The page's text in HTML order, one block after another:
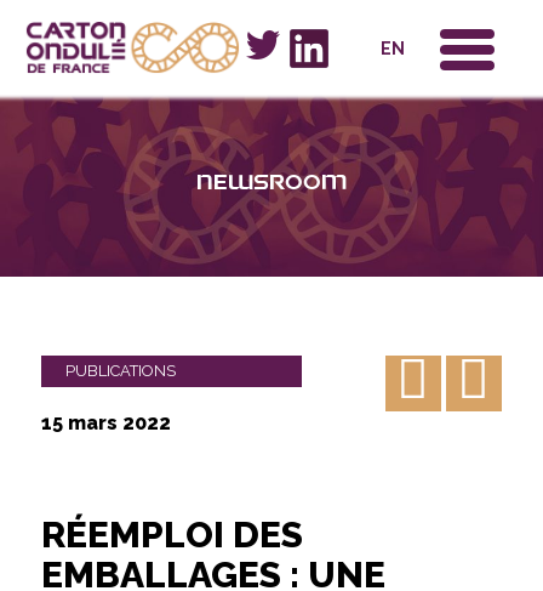
EN
Newsroom
PUBLICATIONS
15 mars 2022
RÉEMPLOI DES
EMBALLAGES : UNE